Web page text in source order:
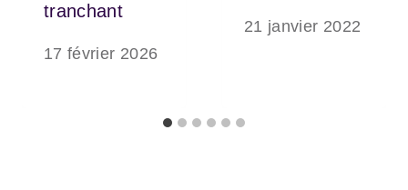
tranchant
17 février 2026
21 janvier 2022